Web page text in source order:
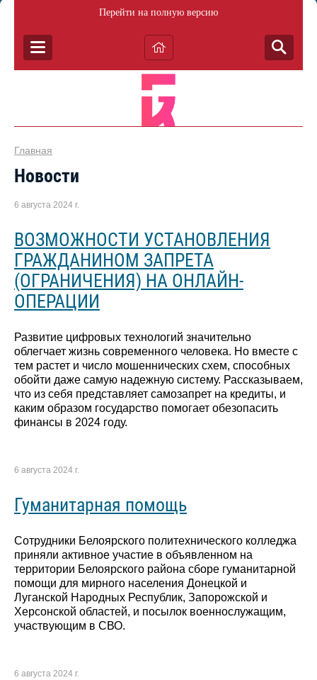
Перейти на полную версию
Главная
Новости
6 августа 2024 г.
ВОЗМОЖНОСТИ УСТАНОВЛЕНИЯ
ГРАЖДАНИНОМ ЗАПРЕТА
(ОГРАНИЧЕНИЯ) НА ОНЛАЙН-
ОПЕРАЦИИ
Развитие цифровых технологий значительно
облегчает жизнь современного человека. Но вместе с
тем растет и число мошеннических схем, способных
обойти даже самую надежную систему. Рассказываем,
что из себя представляет самозапрет на кредиты, и
каким образом государство помогает обезопасить
финансы в 2024 году.
6 августа 2024 г.
Гуманитарная помощь
Сотрудники Белоярского политехнического колледжа
приняли активное участие в объявленном на
территории Белоярского района сборе гуманитарной
помощи для мирного населения Донецкой и
Луганской Народных Республик, Запорожской и
Херсонской областей, и посылок военнослужащим,
участвующим в СВО.
6 августа 2024 г.